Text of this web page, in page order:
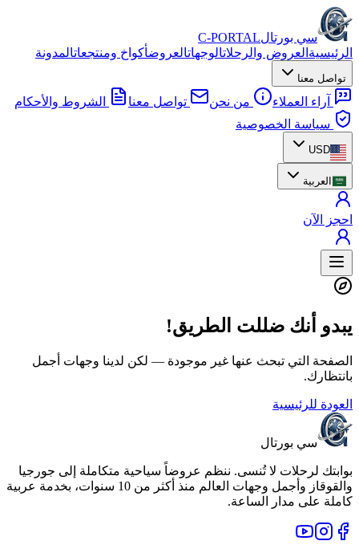
سي بورتالC-PORTAL
الرئيسية العروض والرحلاتالوجهاتالعروضأكواخ ومنتجعاتالمدونة
تواصل معنا
آراء العملاء من نحن تواصل معنا
الشروط والأحكام
سياسة الخصوصية
USD
العربية
احجز الآن
يبدو أنك ضللت الطريق!
الصفحة التي تبحث عنها غير موجودة — لكن لدينا وجهات أجمل
بانتظارك.
العودة للرئيسية
سي بورتال
بوابتك لرحلات لا تُنسى. ننظم عروضاً سياحية متكاملة إلى جورجيا
والقوقاز وأجمل وجهات العالم منذ أكثر من 10 سنوات، بخدمة عربية
كاملة على مدار الساعة.